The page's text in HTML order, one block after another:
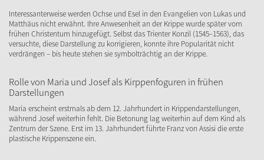
Interessanterweise werden Ochse und Esel in den Evangelien von Lukas und
Matthäus nicht erwähnt. Ihre Anwesenheit an der Krippe wurde später vom
frühen Christentum hinzugefügt. Selbst das Trienter Konzil (1545–1563), das
versuchte, diese Darstellung zu korrigieren, konnte ihre Popularität nicht
verdrängen – bis heute stehen sie symbolträchtig an der Krippe.
Rolle von Maria und Josef als Kirppenfoguren in frühen
Darstellungen
Maria erscheint erstmals ab dem 12. Jahrhundert in Krippendarstellungen,
während Josef weiterhin fehlt. Die Betonung lag weiterhin auf dem Kind als
Zentrum der Szene. Erst im 13. Jahrhundert führte Franz von Assisi die erste
plastische Krippenszene ein.